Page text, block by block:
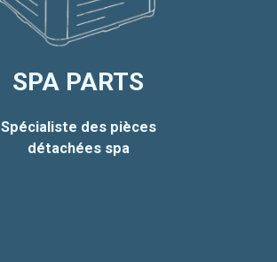
SPA PARTS
Spécialiste des pièces
détachées spa